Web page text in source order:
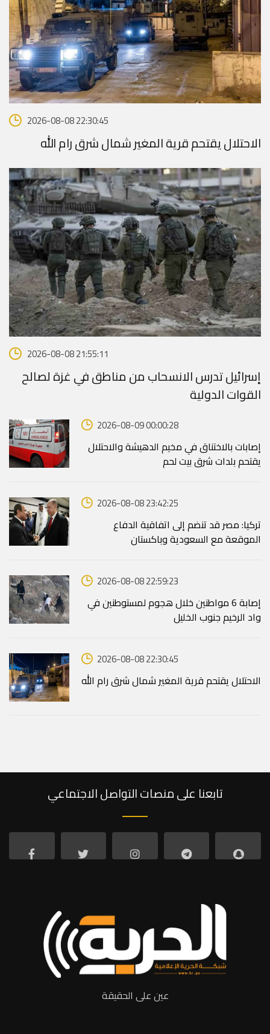
2026-08-08 22:30:45
الاحتلال يقتحم قرية المغير شمال شرق رام الله
2026-08-08 21:55:11
إسرائيل تدرس الانسحاب من مناطق في غزة لصالح
القوات الدولية
2026-08-09 00:00:28
إصابات بالاختناق في مخيم الدهيشة والاحتلال
يقتحم بلدات شرق بيت لحم
2026-08-08 23:42:25
تركيا: مصر قد تنضم إلى اتفاقية الدفاع
الموقعة مع السعودية وباكستان
2026-08-08 22:59:23
إصابة 6 مواطنين خلال هجوم لمستوطنين في
واد الرخيم جنوب الخليل
2026-08-08 22:30:45
الاحتلال يقتحم قرية المغير شمال شرق رام الله
تابعنا على منصات التواصل الاجتماعي
عين على الحقيقة